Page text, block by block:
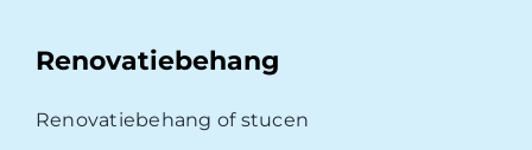
Renovatiebehang
Renovatiebehang of stucen